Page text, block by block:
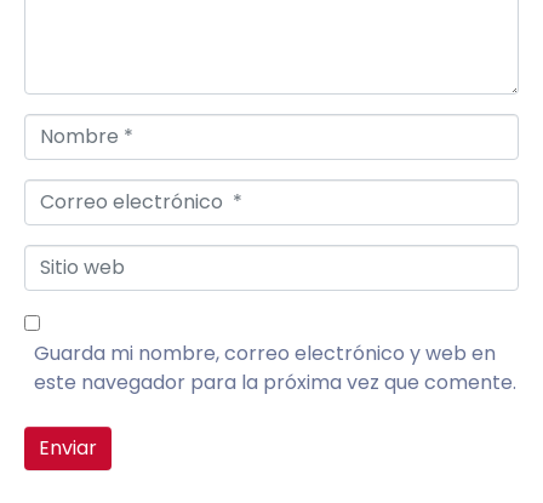
Nombre *
Correo electrónico *
Sitio web
Guarda mi nombre, correo electrónico y web en
este navegador para la próxima vez que comente.
Enviar